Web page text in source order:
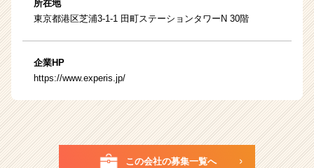
所在地
東京都港区芝浦3-1-1 田町ステーションタワーN 30階
企業HP
https://www.experis.jp/
この会社の募集一覧へ